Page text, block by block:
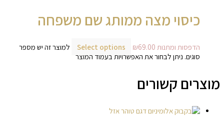
כיסוי מצה ממותג שם משפחה
הדפסות ומתנות ₪69.00
Select options
למוצר זה יש מספר
סוגים. ניתן לבחור את האפשרויות בעמוד המוצר
מוצרים קשורים
אזל